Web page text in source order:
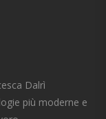
Dalrì
più moderne e